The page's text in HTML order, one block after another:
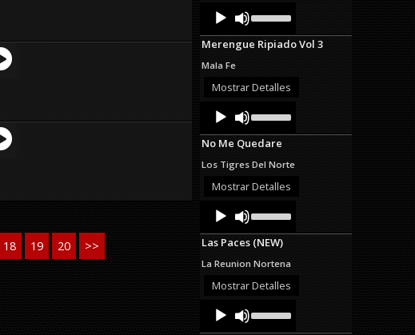
18 19 20 >>
Audio
Player
Up/Down
Arrow
keys
or
Merengue Ripiado Vol 3
Mala Fe
Mostrar Detalles
Audio
Player
Up/Down
Arrow
keys
increase
or
No Me Quedare
Los Tigres Del Norte
Mostrar Detalles
Audio
Player
Up/Down
Arrow
keys
increase
or
Las Paces (NEW)
La Reunion Nortena
Mostrar Detalles
Audio
Player
Up/Down
Arrow